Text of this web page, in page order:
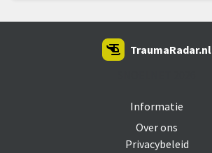
Informatie
Over ons
Privacybeleid
TraumaRadar.nl